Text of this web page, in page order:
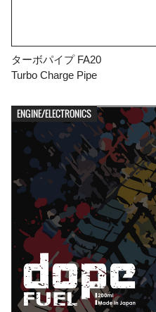
ターボパイプ FA20
Turbo Charge Pipe
ENGINE/ELECTRONICS